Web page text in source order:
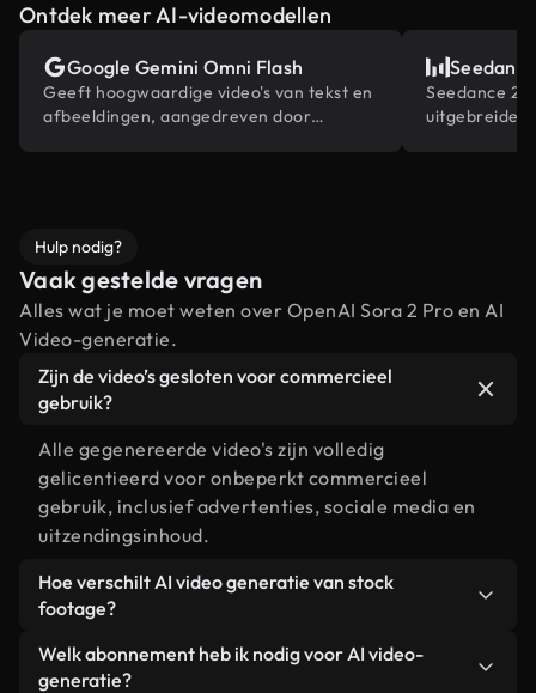
Ontdek meer AI-videomodellen
Google Gemini Omni Flash
Geeft hoogwaardige video's van tekst en
afbeeldingen, aangedreven door
Seedance
uitgebreide
Hulp nodig?
Vaak gestelde vragen
Alles wat je moet weten over OpenAI Sora 2 Pro en AI
Video-generatie.
Zijn de video’s gesloten voor commercieel
gebruik?
Alle gegenereerde video's zijn volledig
gelicentieerd voor onbeperkt commercieel
gebruik, inclusief advertenties, sociale media en
uitzendingsinhoud.
Hoe verschilt AI video generatie van stock
footage?
AI creëert aangepaste scènes die precies zijn
afgestemd op uw exacte creatieve visie, in
Welk abonnement heb ik nodig voor AI video-
generatie?